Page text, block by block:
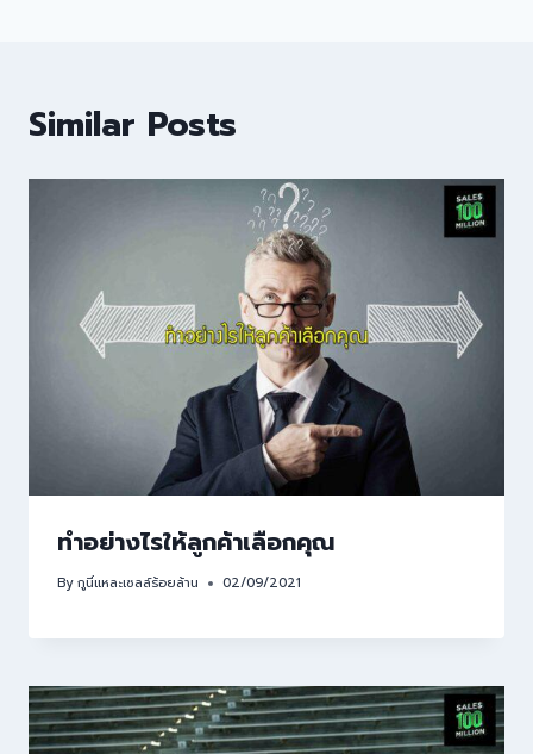
Similar Posts
ทำอย่างไรให้ลูกค้าเลือกคุณ
Byกูนี่แหละเซลล์ร้อยล้าน 02/09/2021